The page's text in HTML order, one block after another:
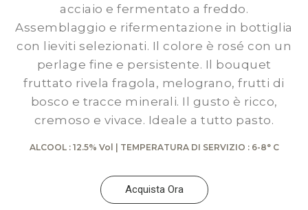
acciaio e fermentato a freddo.
Assemblaggio e rifermentazione in bottiglia
con lieviti selezionati. Il colore è rosé con un
perlage fine e persistente. Il bouquet
fruttato rivela fragola, melograno, frutti di
bosco e tracce minerali. Il gusto è ricco,
cremoso e vivace. Ideale a tutto pasto.
ALCOOL : 12.5% Vol | TEMPERATURA DI SERVIZIO : 6-8° C
Acquista Ora